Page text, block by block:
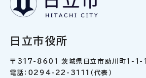
日立市役所
〒317-8601 茨城県日立市助川町1-1-1
電話：0294-22-3111（代表）